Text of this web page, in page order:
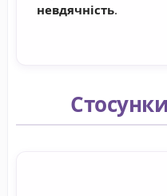
невдячність.